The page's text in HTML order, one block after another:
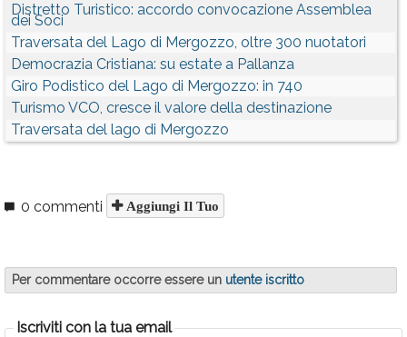
Distretto Turistico: accordo convocazione Assemblea
dei Soci
Traversata del Lago di Mergozzo, oltre 300 nuotatori
Democrazia Cristiana: su estate a Pallanza
Giro Podistico del Lago di Mergozzo: in 740
Turismo VCO, cresce il valore della destinazione
Traversata del lago di Mergozzo
0 commenti Aggiungi Il Tuo
Per commentare occorre essere un utente iscritto
Iscriviti con la tua email